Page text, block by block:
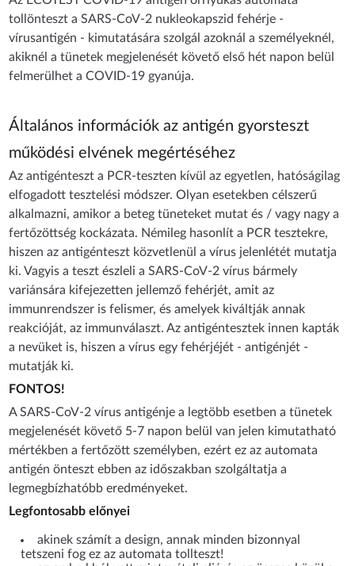
tollönteszt a SARS-CoV-2 nukleokapszid fehérje -
vírusantigén - kimutatására szolgál azoknál a személyeknél,
akiknél a tünetek megjelenését követő első hét napon belül
felmerülhet a COVID-19 gyanúja.
Általános információk az antigén gyorsteszt
működési elvének megértéséhez
Az antigénteszt a PCR-teszten kívül az egyetlen, hatóságilag
elfogadott tesztelési módszer. Olyan esetekben célszerű
alkalmazni, amikor a beteg tüneteket mutat és / vagy nagy a
fertőzöttség kockázata. Némileg hasonlít a PCR tesztekre,
hiszen az antigénteszt közvetlenül a vírus jelenlétét mutatja
ki. Vagyis a teszt észleli a SARS-CoV-2 vírus bármely
variánsára kifejezetten jellemző fehérjét, amit az
immunrendszer is felismer, és amelyek kiváltják annak
reakcióját, az immunválaszt. Az antigéntesztek innen kapták
a nevüket is, hiszen a vírus egy fehérjéjét - antigénjét -
mutatják ki.
FONTOS!
A SARS-CoV-2 vírus antigénje a legtöbb esetben a tünetek
megjelenését követő 5-7 napon belül van jelen kimutatható
mértékben a fertőzött személyben, ezért ez az automata
antigén önteszt ebben az időszakban szolgáltatja a
legmegbízhatóbb eredményeket.
Legfontosabb előnyei
akinek számít a design, annak minden bizonnyal
tetszeni fog ez az automata tollteszt!